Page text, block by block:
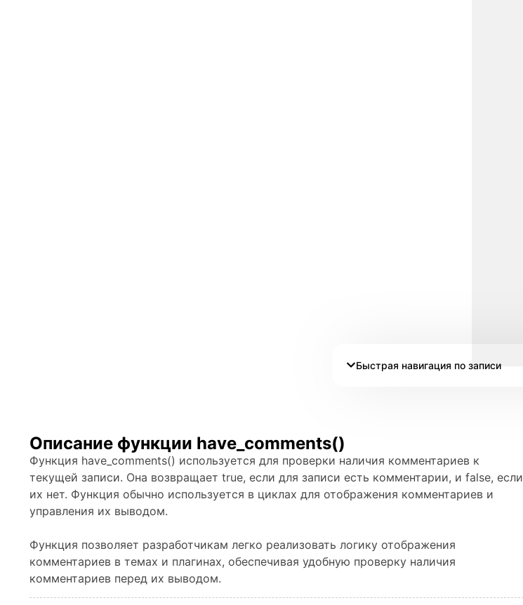
Быстрая навигация по записи
Описание функции have_comments()
Функция have_comments() используется для проверки наличия комментариев к
текущей записи. Она возвращает true, если для записи есть комментарии, и false, если
их нет. Функция обычно используется в циклах для отображения комментариев и
управления их выводом.
Функция позволяет разработчикам легко реализовать логику отображения
комментариев в темах и плагинах, обеспечивая удобную проверку наличия
комментариев перед их выводом.